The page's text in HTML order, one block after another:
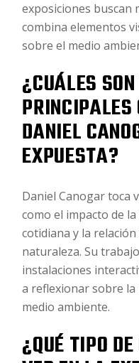
exposiciones buscan
combina elementos
sobre el medio
¿CUÁLES
PRINCIPALES
DANIEL
EXPUESTA?
Daniel Canogar toca
como el impacto de
cotidiana y la
naturaleza. Su
instalaciones
a reflexionar sobre
medio ambiente.
¿QUÉ TIPO